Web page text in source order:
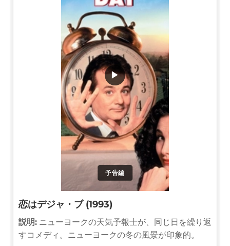
予告編
▶
恋はデジャ・ブ (1993)
説明: ニューヨークの天気予報士が、同じ日を繰り返
すコメディ。ニューヨークの冬の風景が印象的。